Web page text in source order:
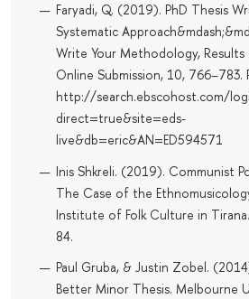
Faryadi, Q. (2019). PhD Thesis
Systematic
Write Your Methodology, Results
Online Submission, 10,
http://search.ebscohost.com/
direct=true&site=eds-
live&db=eric&AN=ED594571
Inis Shkreli. (2019). Communist
The Case of the
Institute of Folk Culture in
84.
Paul Gruba, & Justin Zobel.
Better Minor Thesis. Melbourne